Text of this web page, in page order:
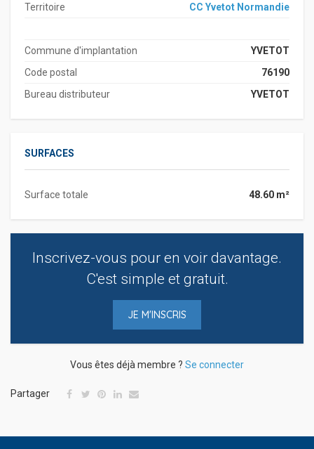
Territoire CC Yvetot Normandie
Commune d'implantation
YVETOT
Code postal
76190
Bureau distributeur
YVETOT
SURFACES
Surface totale 48.60 m²
Inscrivez-vous pour en voir davantage.
C'est simple et gratuit.
JE M'INSCRIS
Vous êtes déjà membre ? Se connecter
Partager